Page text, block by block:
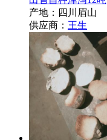
产地：四川眉山
供应商： 王生